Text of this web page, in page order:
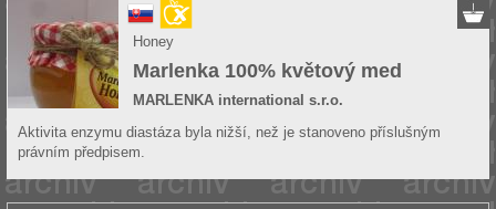
Honey
Marlenka 100% květový med
MARLENKA international s.r.o.
Aktivita enzymu diastáza byla nižší, než je stanoveno příslušným
právním předpisem.